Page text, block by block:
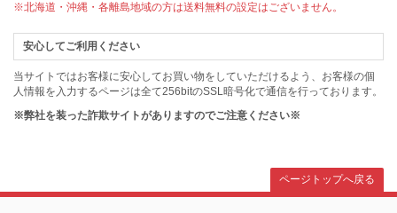
※北海道・沖縄・各離島地域の方は送料無料の設定はございません。
安心してご利用ください
当サイトではお客様に安心してお買い物をしていただけるよう、お客様の個
人情報を入力するページは全て256bitのSSL暗号化で通信を行っております。
※弊社を装った詐欺サイトがありますのでご注意ください※
ページトップへ戻る